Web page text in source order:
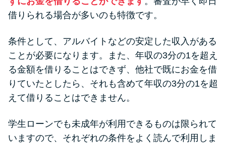
借りられる場合が多いのも特徴です。
条件として、アルバイトなどの安定した収入がある
ことが必要になります。また、年収の3分の1を超え
る金額を借りることはできず、他社で既にお金を借
りていたとしたら、それも含めて年収の3分の1を超
えて借りることはできません。
学生ローンでも未成年が利用できるものは限られて
いますので、それぞれの条件をよく読んで利用しま